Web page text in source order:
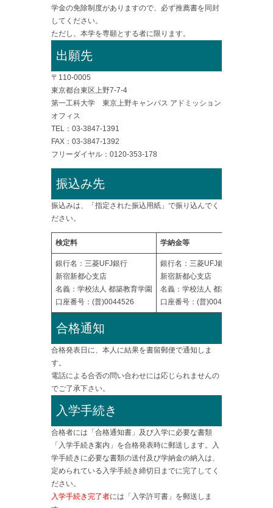
学金の免除制度がありますので、必ず推薦書を同封
してください。
ただし、本学を専願とする者に限ります。
出願先
〒110-0005
東京都台東区上野7-7-4
第一工科大学 東京上野キャンパス アドミッション
オフィス
TEL：03-3847-1391
FAX：03-3847-1392
フリーダイヤル：0120-353-178
振込み先
振込みは、「指定された振込用紙」で振り込んでく
ださい。
検定料 学納金等
銀行名：三菱UFJ銀行
新宿新都心支店
名義：学校法人 都築教育学園
口座番号：(普)0044526
銀行名：三菱UFJ銀行
新宿新都心支店
名義：学校法人 都築教育学園
口座番号：(普)0044526
合格通知
合格発表日に、本人に結果を書留郵便で通知しま
す。
電話による合否の問い合わせには応じられませんの
でご了承下さい。
入学手続き
合格者には「合格通知書」及び入学に必要な書類
「入学手続き案内」を合格発表時に郵送します。入
学手続きに必要な書類の送付及び学納金の納入は、
定められている入学手続き締切日までに完了してく
ださい。
入学手続き完了者には「入学許可書」を郵送しま